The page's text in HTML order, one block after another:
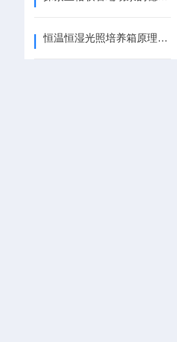
恒温恒湿光照培养箱原理与植物与微生物培养应用